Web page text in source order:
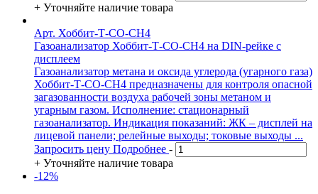
+ Уточняйте наличие товара
Арт. Хоббит-Т-CO-CH4
Газоанализатор Хоббит-Т-CO-CH4 на DIN-рейке с
дисплеем
Газоанализатор метана и оксида углерода (угарного газа)
Хоббит-Т-CO-CH4 предназначены для контроля опасной
загазованности воздуха рабочей зоны метаном и
угарным газом. Исполнение: стационарный
газоанализатор. Индикация показаний: ЖК – дисплей на
лицевой панели; релейные выходы; токовые выходы ...
Запросить цену Подробнее -
+ Уточняйте наличие товара
-12%